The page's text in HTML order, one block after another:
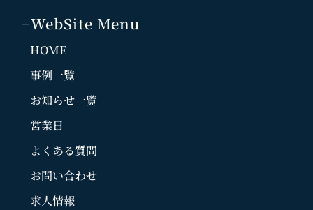
−WebSite Menu
HOME
事例一覧
お知らせ一覧
営業日
よくある質問
お問い合わせ
求人情報